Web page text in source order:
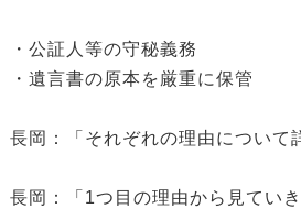
・公証人等の守秘義務
・遺言書の原本を厳重に保管
長岡：「それぞれの理由について
長岡：「1つ目の理由から見ていき